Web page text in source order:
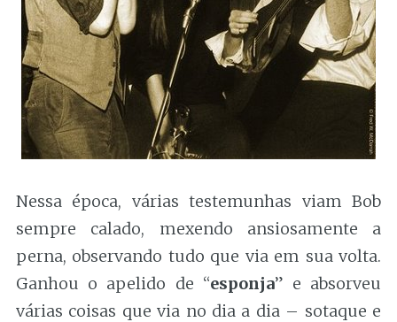
Nessa época, várias testemunhas viam Bob
sempre calado, mexendo ansiosamente a
perna, observando tudo que via em sua volta.
Ganhou o apelido de “esponja” e absorveu
várias coisas que via no dia a dia – sotaque e